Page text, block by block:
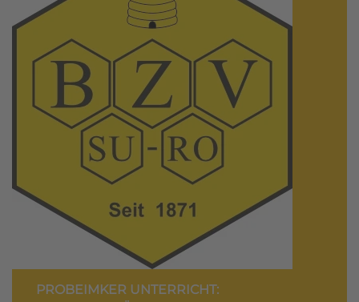
PROBEIMKER UNTERRICHT: